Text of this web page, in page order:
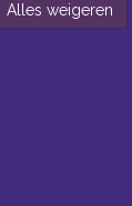
Alles weigeren